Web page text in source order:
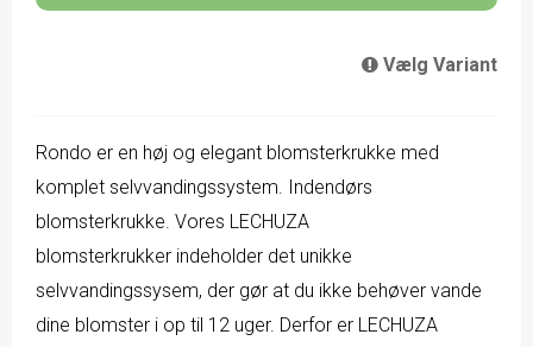
Vælg Variant
Rondo er en høj og elegant blomsterkrukke med
komplet selvvandingssystem. Indendørs
blomsterkrukke. Vores LECHUZA
blomsterkrukker indeholder det unikke
selvvandingssysem, der gør at du ikke behøver vande
dine blomster i op til 12 uger. Derfor er LECHUZA